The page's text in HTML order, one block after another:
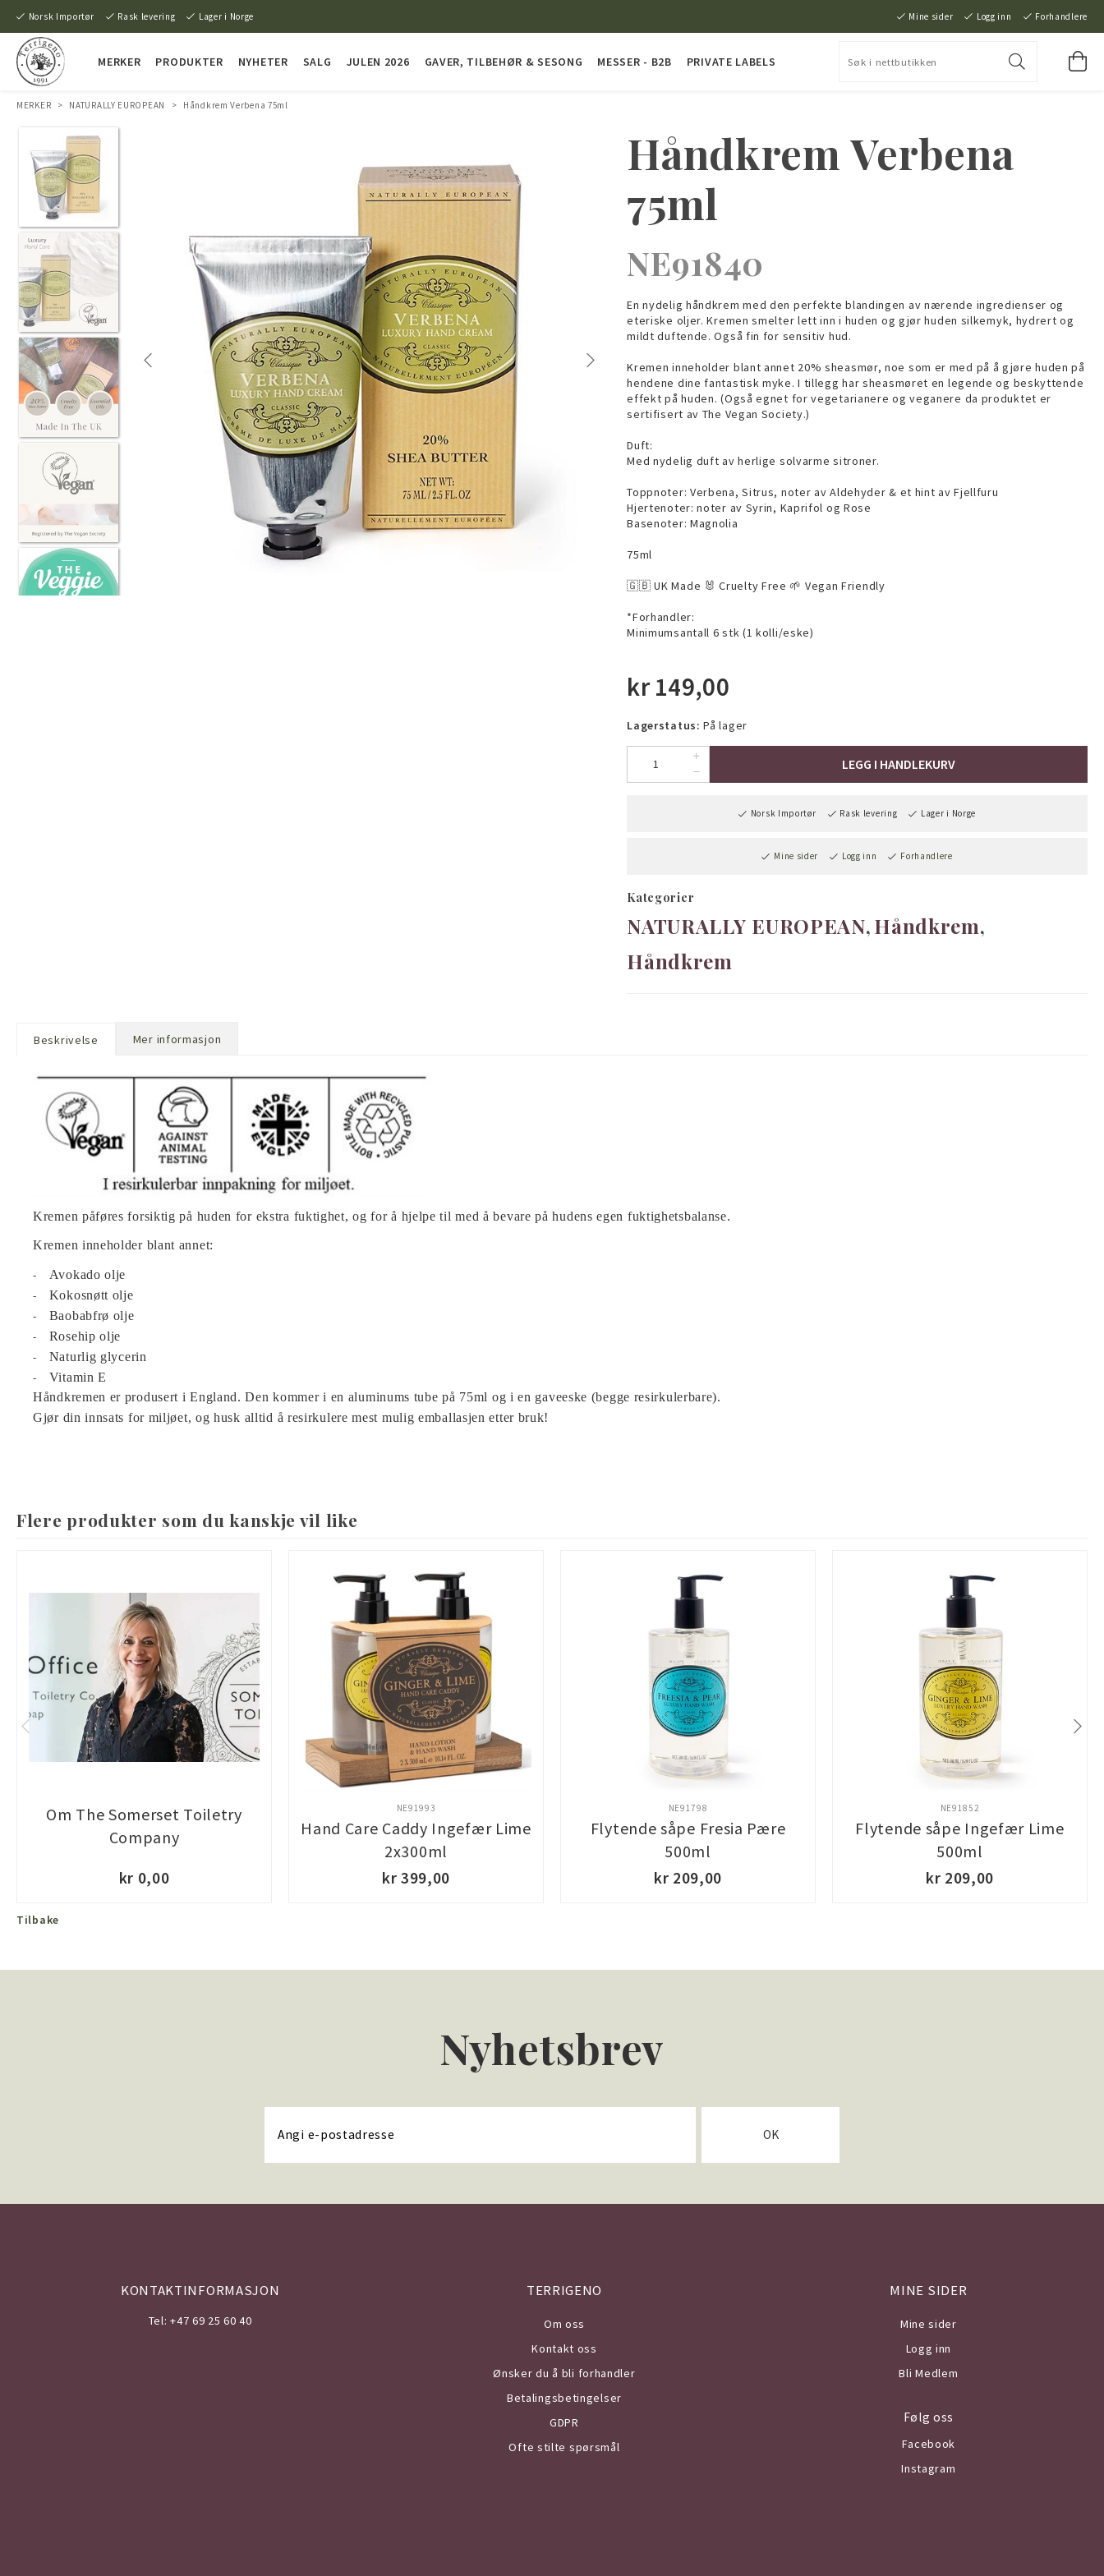
Norsk Importør Rask levering Lager i Norge Mine sider Logg inn Forhandlere
MERKER PRODUKTER NYHETER SALG JULEN 2026 GAVER, TILBEHØR & SESONG MESSER - B2B PRIVATE LABELS
MERKER > NATURALLY EUROPEAN > Håndkrem Verbena 75ml
Håndkrem Verbena
75ml
NE91840
En nydelig håndkrem med den perfekte blandingen av nærende ingredienser og
eteriske oljer. Kremen smelter lett inn i huden og gjør huden silkemyk, hydrert og
mildt duftende. Også fin for sensitiv hud.
Kremen inneholder blant annet 20% sheasmør, noe som er med på å gjøre huden på
hendene dine fantastisk myke. I tillegg har sheasmøret en legende og beskyttende
effekt på huden. (Også egnet for vegetarianere og veganere da produktet er
sertifisert av The Vegan Society.)
Duft:
Med nydelig duft av herlige solvarme sitroner.
Toppnoter: Verbena, Sitrus, noter av Aldehyder & et hint av Fjellfuru
Hjertenoter: noter av Syrin, Kaprifol og Rose
Basenoter: Magnolia
75ml
🇬🇧 UK Made 🐰 Cruelty Free 🌱 Vegan Friendly
*Forhandler:
Minimumsantall 6 stk (1 kolli/eske)
kr149,00
Lagerstatus: På lager
LEGG I HANDLEKURV
Norsk Importør Rask levering Lager i Norge
Mine sider Logg inn Forhandlere
Kategorier
NATURALLY EUROPEAN Håndkrem
Håndkrem
Beskrivelse Mer informasjon
Kremen påføres forsiktig på huden for ekstra fuktighet, og for å hjelpe til med å bevare på hudens egen fuktighetsbalanse.
Kremen inneholder blant annet:
Avokado olje
Kokosnøtt olje
Baobabfrø olje
Rosehip olje
Naturlig glycerin
Vitamin E
Håndkremen er produsert i England. Den kommer i en aluminums tube på 75ml og i en gaveeske (begge resirkulerbare).
Gjør din innsats for miljøet, og husk alltid å resirkulere mest mulig emballasjen etter bruk!
Flere produkter som du kanskje vil like
Om The Somerset Toiletry
Company
kr 0,00
Hand Care Caddy Ingefær Lime
2x300ml
NE91993
kr 399,00
Flytende såpe Fresia Pære
500ml
NE91798
kr 209,00
Flytende såpe Ingefær Lime
500ml
NE91852
kr 209,00
Tilbake
Nyhetsbrev
OK
KONTAKTINFORMASJON
Tel: +47 69 25 60 40
TERRIGENO
Om oss
Kontakt oss
Ønsker du å bli forhandler
Betalingsbetingelser
GDPR
Ofte stilte spørsmål
MINE SIDER
Mine sider
Logg inn
Bli Medlem
Følg oss
Facebook
Instagram